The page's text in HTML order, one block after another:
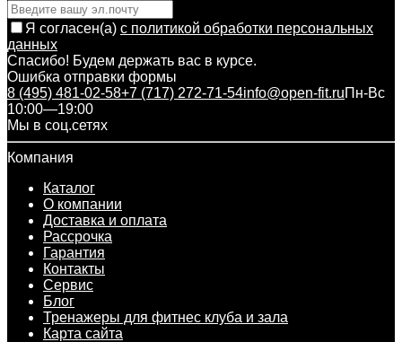
Я согласен(a) с политикой обработки персональных
данных
Спасибо! Будем держать вас в курсе.
Ошибка отправки формы
8 (495) 481-02-58+7 (717) 272-71-54info@open-fit.ruПн-Вс
10:00—19:00
Мы в соц.сетях
Компания
Каталог
О компании
Доставка и оплата
Рассрочка
Гарантия
Контакты
Сервис
Блог
Тренажеры для фитнес клуба и зала
Карта сайта